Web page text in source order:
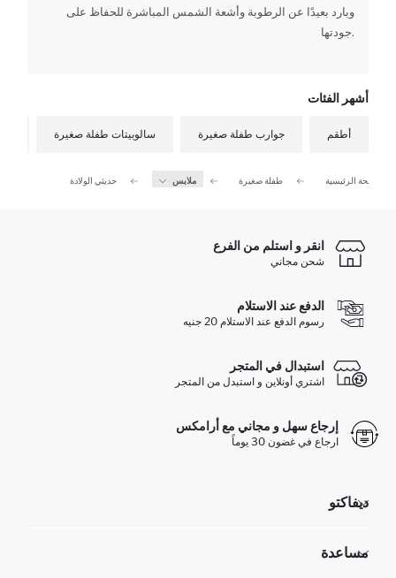
وبارد بعيدًا عن الرطوبة وأشعة الشمس المباشرة للحفاظ على
جودتها.
أشهر الفئات
أطقم جوارب طفلة صغيرة سالوبيتات طفلة صغيرة
الصفحة الرئيسية طفلة صغيرة ملابس حديثي الولادة
انقر و استلم من الفرع
شحن مجاني
الدفع عند الاستلام
رسوم الدفع عند الاستلام 20 جنيه
استبدال في المتجر
اشتري أونلاين و استبدل من المتجر
إرجاع سهل و مجاني مع أرامكس
ارجاع في غضون 30 يوماً
ديفاكتو
تعرف علينا
مساعدة